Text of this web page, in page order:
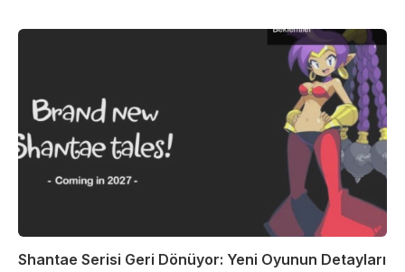
Shantae Serisi Geri Dönüyor: Yeni Oyunun Detayları